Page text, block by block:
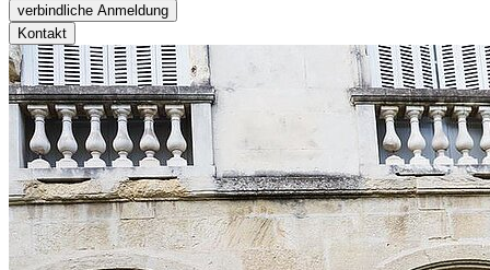
verbindliche Anmeldung
Kontakt